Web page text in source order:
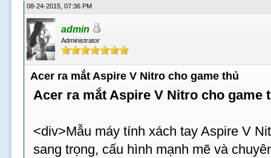
08-24-2015, 07:36 PM
admin
Administrator
Acer ra mắt Aspire V Nitro cho game thủ
Acer ra mắt Aspire V Nitro cho game
<div>Mẫu máy tính xách tay Aspire V
sang trọng, cấu hình mạnh mẽ và